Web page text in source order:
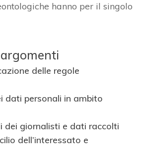
hanno per il singolo
delle regole
dati personali in ambito
dei giornalisti e dati raccolti
dell’interessato e